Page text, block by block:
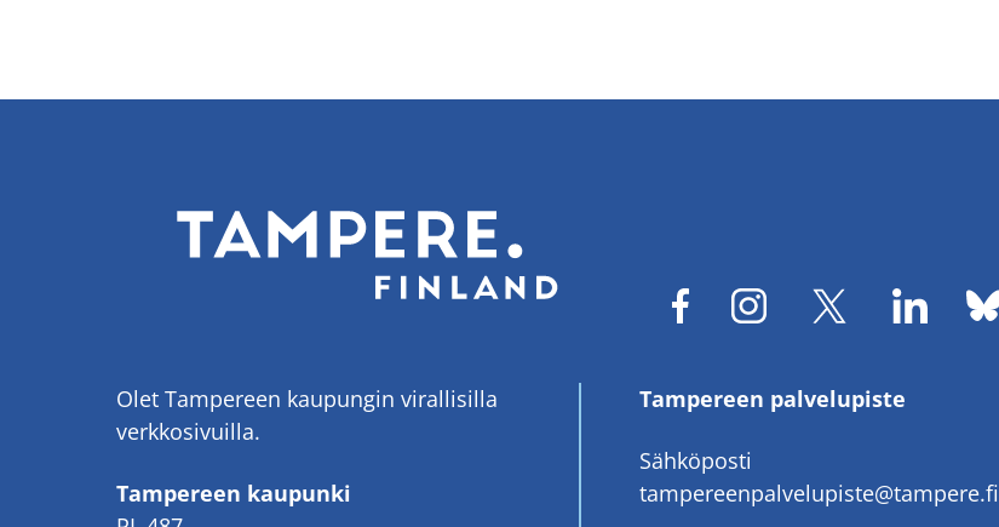
Olet Tampereen kaupungin virallisilla
verkkosivuilla.
Tampereen kaupunki
Tampereen palvelupiste
Sähköposti
tampereenpalvelupiste@tampere.fi